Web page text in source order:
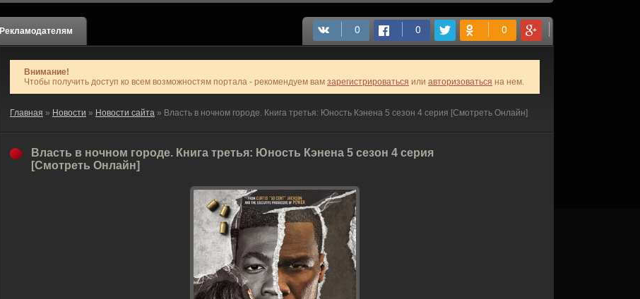
Рекламодателям
Внимание!
Чтобы получить доступ ко всем возможностям портала - рекомендуем вам зарегистрироваться или авторизоваться на нем.
Главная » Новости » Новости сайта » Власть в ночном городе. Книга третья: Юность Кэнена 5 сезон 4 серия [Смотреть Онлайн]
Власть в ночном городе. Книга третья: Юность Кэнена 5 сезон 4 серия
[Смотреть Онлайн]